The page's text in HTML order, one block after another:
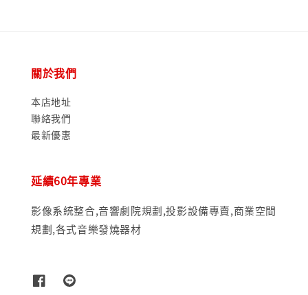
關於我們
本店地址
聯絡我們
最新優惠
延續60年專業
影像系統整合,音響劇院規劃,投影設備專賣,商業空間
規劃,各式音樂發燒器材